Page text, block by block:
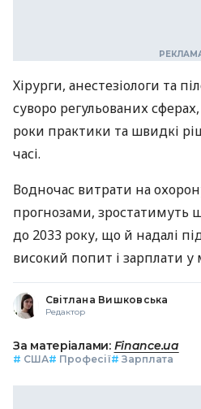
Хірурги, анестезіологи та
суворо регульованих
роки практики та швидкі
часі.
Водночас витрати на
прогнозами, зростатимуть
до 2033 року, що й надалі
високий попит і зарплати у
Світлана Вишковська
Редактор
За матеріалами: Finance.ua
# США# Професії# Зарплата